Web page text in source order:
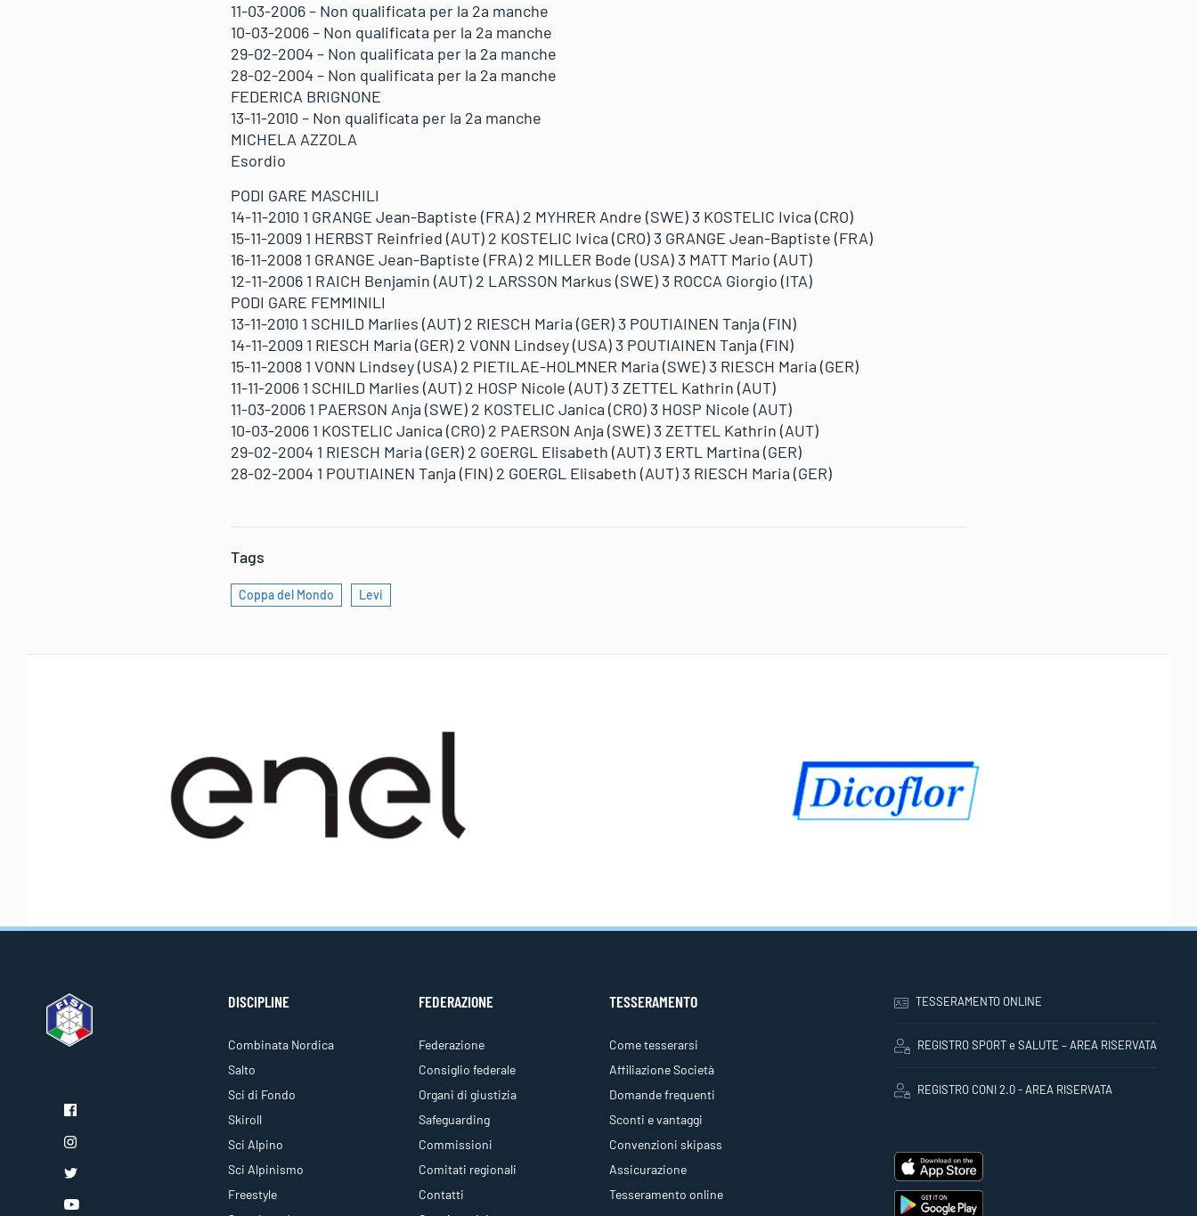
11-03-2006 – Non qualificata per la 2a manche
10-03-2006 – Non qualificata per la 2a manche
29-02-2004 – Non qualificata per la 2a manche
28-02-2004 – Non qualificata per la 2a manche
FEDERICA BRIGNONE
13-11-2010 – Non qualificata per la 2a manche
MICHELA AZZOLA
Esordio
PODI GARE MASCHILI
14-11-2010 1 GRANGE Jean-Baptiste (FRA) 2 MYHRER Andre (SWE) 3 KOSTELIC Ivica (CRO)
15-11-2009 1 HERBST Reinfried (AUT) 2 KOSTELIC Ivica (CRO) 3 GRANGE Jean-Baptiste (FRA)
16-11-2008 1 GRANGE Jean-Baptiste (FRA) 2 MILLER Bode (USA) 3 MATT Mario (AUT)
12-11-2006 1 RAICH Benjamin (AUT) 2 LARSSON Markus (SWE) 3 ROCCA Giorgio (ITA)
PODI GARE FEMMINILI
13-11-2010 1 SCHILD Marlies (AUT) 2 RIESCH Maria (GER) 3 POUTIAINEN Tanja (FIN)
14-11-2009 1 RIESCH Maria (GER) 2 VONN Lindsey (USA) 3 POUTIAINEN Tanja (FIN)
15-11-2008 1 VONN Lindsey (USA) 2 PIETILAE-HOLMNER Maria (SWE) 3 RIESCH Maria (GER)
11-11-2006 1 SCHILD Marlies (AUT) 2 HOSP Nicole (AUT) 3 ZETTEL Kathrin (AUT)
11-03-2006 1 PAERSON Anja (SWE) 2 KOSTELIC Janica (CRO) 3 HOSP Nicole (AUT)
10-03-2006 1 KOSTELIC Janica (CRO) 2 PAERSON Anja (SWE) 3 ZETTEL Kathrin (AUT)
29-02-2004 1 RIESCH Maria (GER) 2 GOERGL Elisabeth (AUT) 3 ERTL Martina (GER)
28-02-2004 1 POUTIAINEN Tanja (FIN) 2 GOERGL Elisabeth (AUT) 3 RIESCH Maria (GER)
Tags
Coppa del Mondo Levi
DISCIPLINE
Combinata Nordica
Salto
Sci di Fondo
Skiroll
Sci Alpino
Sci Alpinismo
Freestyle
FEDERAZIONE
Federazione
Consiglio federale
Organi di giustizia
Safeguarding
Commissioni
Comitati regionali
Contatti
TESSERAMENTO
Come tesserarsi
Affiliazione Società
Domande frequenti
Sconti e vantaggi
Convenzioni skipass
Assicurazione
Tesseramento online
TESSERAMENTO ONLINE
REGISTRO SPORT e SALUTE – AREA RISERVATA
REGISTRO CONI 2.0 - AREA RISERVATA